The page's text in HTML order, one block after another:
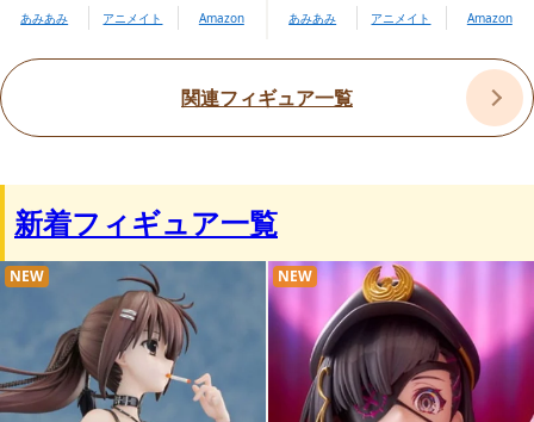
あみあみ アニメイト Amazon あみあみ アニメイト Amazon
関連フィギュア一覧
新着フィギュア一覧
NEW NEW